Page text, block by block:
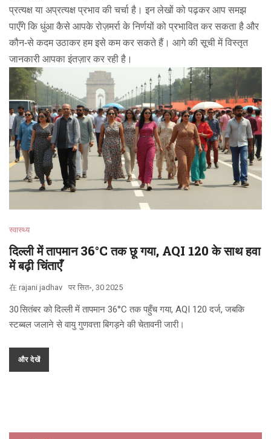
प्रत्यक्ष या अप्रत्यक्ष प्रभाव की चर्चा है। इन लेखों को पढ़कर आप समझ
पाएँगे कि धुंआ कैसे आपके रोज़मर्रा के निर्णयों को प्रभावित कर सकता है और
कौन‑से कदम उठाकर हम इसे कम कर सकते हैं। आगे की सूची में विस्तृत
जानकारी आपका इंतज़ार कर रही है।
स्वास्थ्य
दिल्ली में तापमान 36°C तक छू गया, AQI 120 के साथ हवा
में बढ़ी चिंताएँ
在 rajani jadhav पर सित॰, 30 2025
30 सितंबर को दिल्ली में तापमान 36°C तक पहुँच गया, AQI 120 दर्ज, जबकि
स्टब्बल जलाने से वायु गुणवत्ता बिगड़ने की चेतावनी जारी।
और देखें